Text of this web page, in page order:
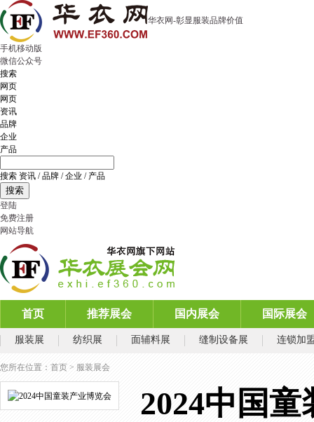
华衣网-彰显服装品牌价值
手机移动版
微信公众号
搜索
网页
网页
资讯
品牌
企业
产品
搜索 资讯 / 品牌 / 企业 / 产品
搜索
登陆
免费注册
网站导航
首页 推荐展会 国内展会 国际展会
服装展 纺织展 面辅料展 缝制设备展 连锁加
您所在位置： 首页 > 服装展会
2024中国